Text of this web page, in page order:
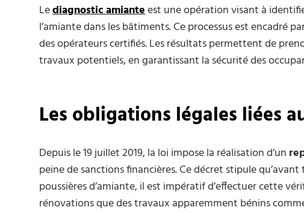
Lediagnostic amianteest une opération visant à
l’amiante dans les bâtiments. Ce processus est encadré
des opérateurs certifiés. Les résultats permettent de
travaux potentiels, en garantissant la sécurité des
Les obligations légales liées
Depuis le 19 juillet 2019, la loi impose la réalisation d’un
peine de sanctions financières. Ce décret stipule
poussières d’amiante, il est impératif d’effectuer cette
rénovations que des travaux apparemment bénins